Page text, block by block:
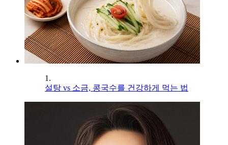
1.
설탕 vs 소금, 콩국수를 건강하게 먹는 법